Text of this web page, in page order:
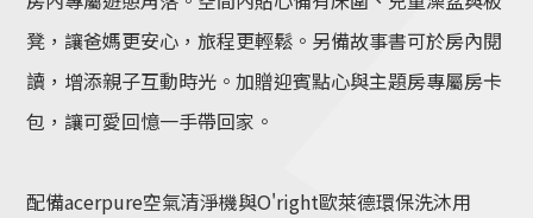
凳，讓爸媽更安心，旅程更輕鬆。另備故事書可於房內閱
讀，增添親子互動時光。加贈迎賓點心與主題房專屬房卡
包，讓可愛回憶一手帶回家。
配備acerpure空氣清淨機與O'right歐萊德環保洗沐用